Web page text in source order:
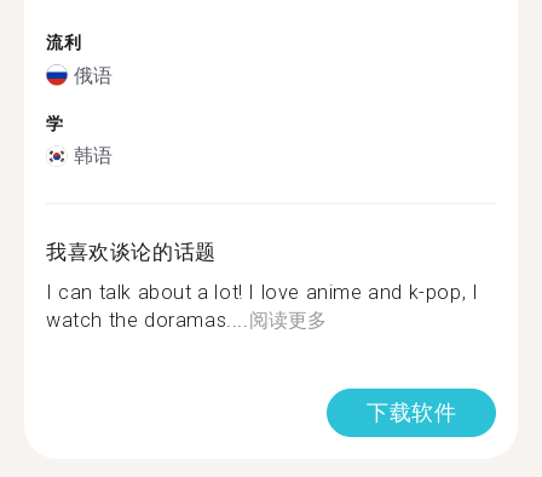
流利
俄语
学
韩语
我喜欢谈论的话题
I can talk about a lot! I love anime and k-pop, I
watch the doramas....阅读更多
下载软件